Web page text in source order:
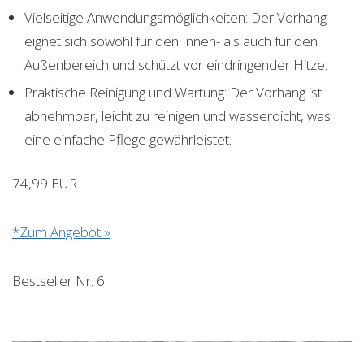
Vielseitige Anwendungsmöglichkeiten: Der Vorhang
eignet sich sowohl für den Innen- als auch für den
Außenbereich und schützt vor eindringender Hitze.
Praktische Reinigung und Wartung: Der Vorhang ist
abnehmbar, leicht zu reinigen und wasserdicht, was
eine einfache Pflege gewährleistet.
74,99 EUR
*Zum Angebot »
Bestseller Nr. 6